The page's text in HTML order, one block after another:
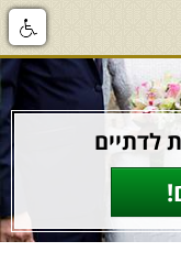
לדתיים